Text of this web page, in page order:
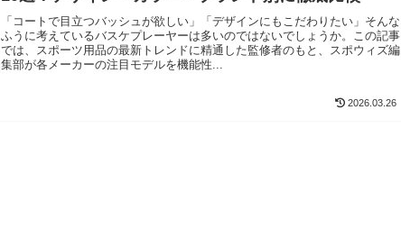
「コートで目立つバッシュが欲しい」「デザインにもこだわりたい」そんな
ふうに考えているバスケプレーヤーは多いのではないでしょうか。この記事
では、スポーツ用品の最新トレンドに精通した監修者のもと、スポウィズ編
集部が各メーカーの注目モデルを機能性...
2026.03.26